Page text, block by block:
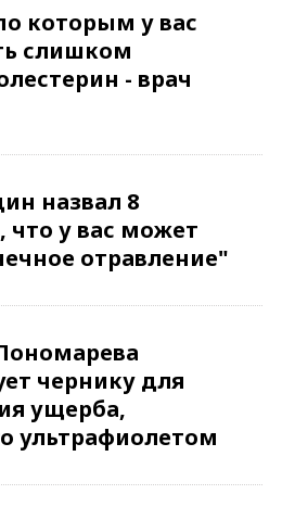
которым у вас
слишком
- врач
назвал 8
что у вас может
отравление"
чернику для
ущерба,
ультрафиолетом